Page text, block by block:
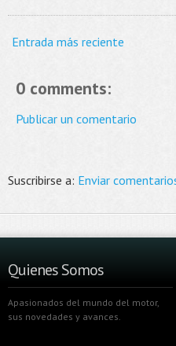
Entrada más reciente
0 comments:
Publicar un comentario
Suscribirse a: Enviar
Quienes Somos
Apasionados del mundo del motor,
sus novedades y avances.